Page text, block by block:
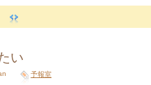
い
予報室